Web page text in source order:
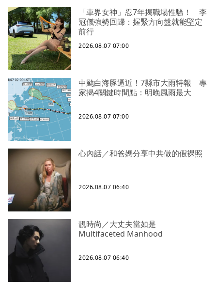
「車界女神」忍7年揭職場性騷！ 李
冠儀強勢回歸：握緊方向盤就能堅定
前行
2026.08.07 07:00
中颱白海豚逼近！7縣市大雨特報 專
家揭4關鍵時間點：明晚風雨最大
2026.08.07 07:00
心內話／和爸媽分享中共做的假裸照
2026.08.07 06:40
靚時尚／大丈夫當如是
Multifaceted Manhood
2026.08.07 06:40